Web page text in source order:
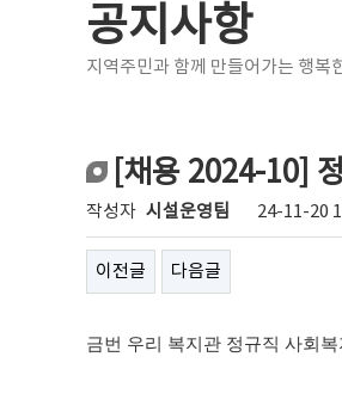
공지사항
지역주민과 함께 만들어가는 행복
[채용 2024-10]
작성자 시설운영팀 24-11-20
이전글 다음글
금번 우리 복지관 정규직 사회